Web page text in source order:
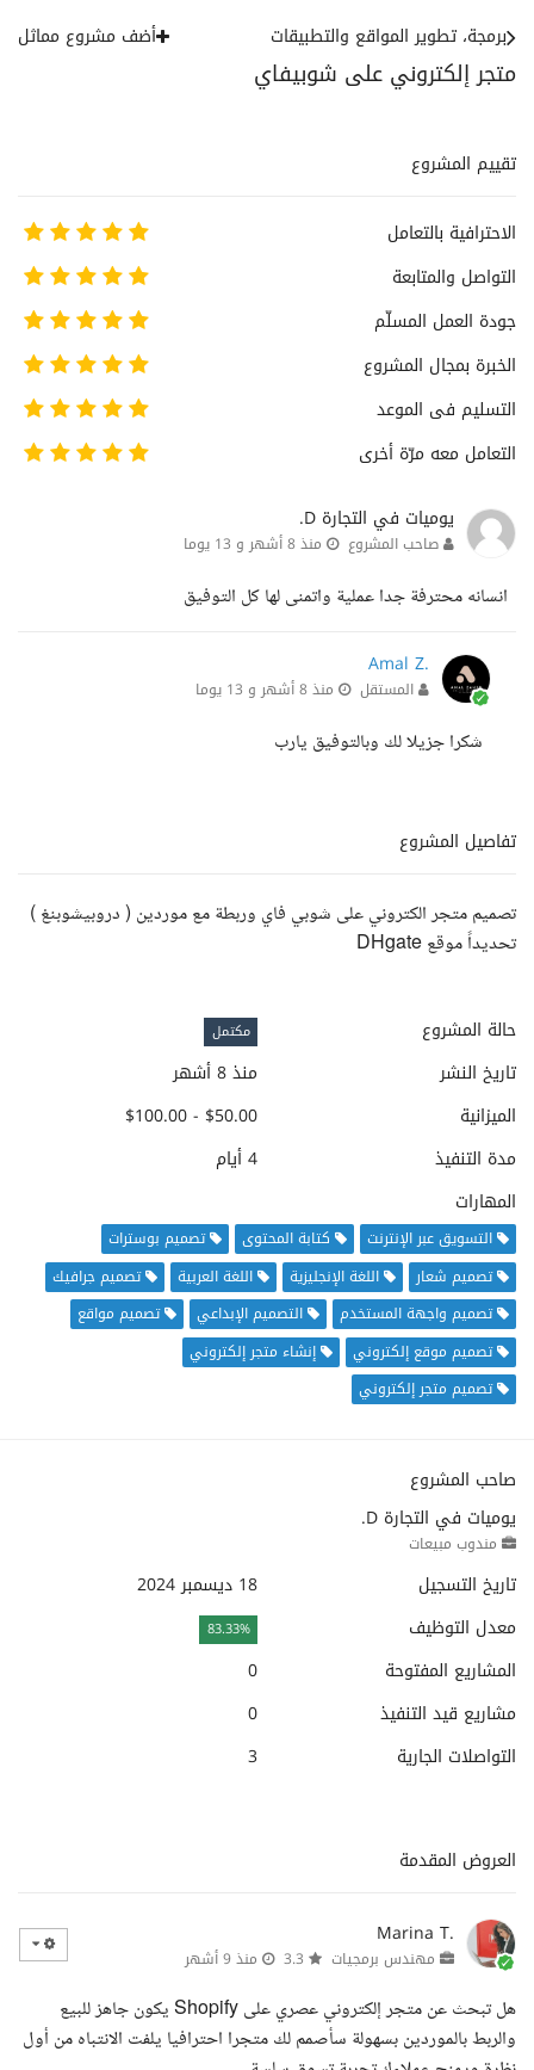
متجر إلكتروني على شوبيفاي
برمجة، تطوير المواقع والتطبيقات أضف مشروع مماثل
تقييم المشروع
الاحترافية بالتعامل
التواصل والمتابعة
جودة العمل المسلّم
الخبرة بمجال المشروع
التسليم فى الموعد
التعامل معه مرّة أخرى
يوميات في التجارة D.
صاحب المشروع منذ 8 أشهر و 13 يوما
انسانه محترفة جدا عملية واتمنى لها كل التوفيق
Amal Z.
المستقل منذ 8 أشهر و 13 يوما
شكرا جزيلا لك وبالتوفيق يارب
تفاصيل المشروع
تصميم متجر الكتروني على شوبي فاي وربطة مع موردين ( دروبيشوبنغ )
تحديداً موقع DHgate
حالة المشروع مكتمل
تاريخ النشر
منذ 8 أشهر
الميزانية
$50.00 - $100.00
مدة التنفيذ
4 أيام
المهارات
التسويق عبر الإنترنت كتابة المحتوى
تصميم بوسترات
تصميم شعار
اللغة الإنجليزية اللغة العربية
تصميم جرافيك
تصميم واجهة المستخدم
التصميم الإبداعي
تصميم مواقع
تصميم موقع إلكتروني
إنشاء متجر إلكتروني
تصميم متجر إلكتروني
صاحب المشروع
يوميات في التجارة D.
مندوب مبيعات
تاريخ التسجيل
18 ديسمبر 2024
معدل التوظيف
83.33%
المشاريع المفتوحة
0
مشاريع قيد التنفيذ
0
التواصلات الجارية
3
العروض المقدمة
Marina T.
مهندس برمجيات منذ 9 أشهر
هل تبحث عن متجر إلكتروني عصري على Shopify يكون جاهز للبيع
والربط بالموردين بسهولة سأصمم لك متجرا احترافيا يلفت الانتباه من أول